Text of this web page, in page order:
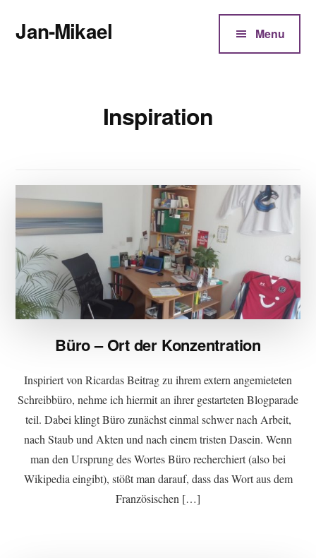
Inhalt
springen
menu
Jan-Mikael Menu
Inspiration
Büro – Ort der Konzentration
Inspiriert von Ricardas Beitrag zu ihrem extern angemieteten
Schreibbüro, nehme ich hiermit an ihrer gestarteten Blogparade
teil. Dabei klingt Büro zunächst einmal schwer nach Arbeit,
nach Staub und Akten und nach einem tristen Dasein. Wenn
man den Ursprung des Wortes Büro recherchiert (also bei
Wikipedia eingibt), stößt man darauf, dass das Wort aus dem
Französischen […]